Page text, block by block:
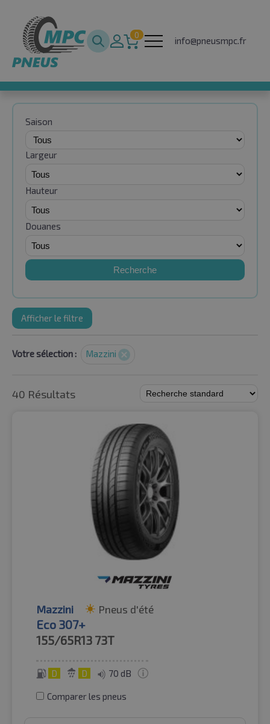
0
info@pneusmpc.fr
Saison
Largeur
Hauteur
Douanes
Recherche
Afficher le filtre
Votre sélection : Mazzini
40 Résultats
Mazzini Pneus d'été
Eco 307+
155/65R13 73T
D D 70 dB
Comparer les pneus